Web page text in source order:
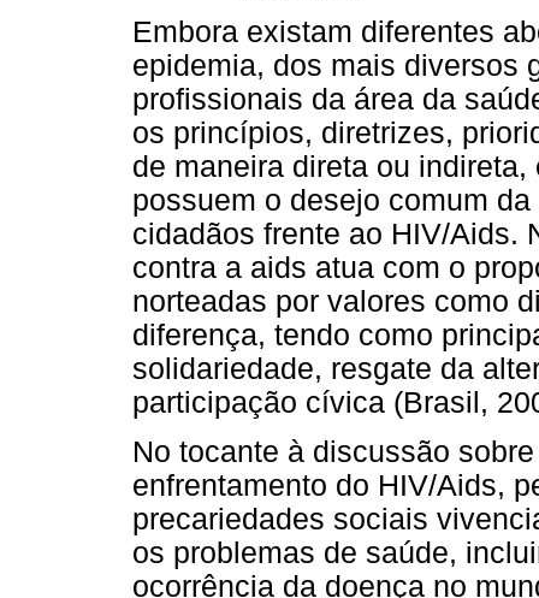
Embora existam diferentes
epidemia, dos mais diversos
profissionais da área da
os princípios, diretrizes,
de maneira direta ou
possuem o desejo comum
cidadãos frente ao HIV/Aids.
contra a aids atua com o
norteadas por valores como
diferença, tendo como
solidariedade, resgate da
participação cívica (Brasil,
No tocante à discussão
enfrentamento do HIV/Aids,
precariedades sociais
os problemas de saúde,
ocorrência da doença no